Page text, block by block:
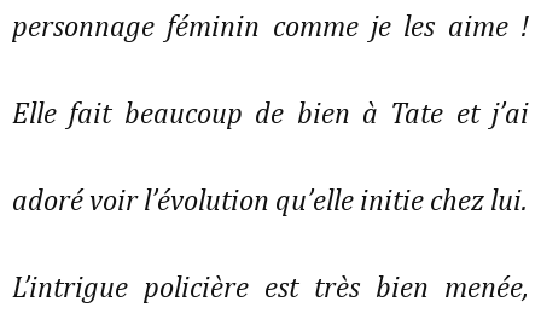
personnage féminin comme je les aime !
Elle fait beaucoup de bien à Tate et j’ai
adoré voir l’évolution qu’elle initie chez lui.
L’intrigue policière est très bien menée,